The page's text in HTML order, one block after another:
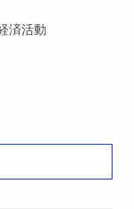
済活動
かな者が生き残